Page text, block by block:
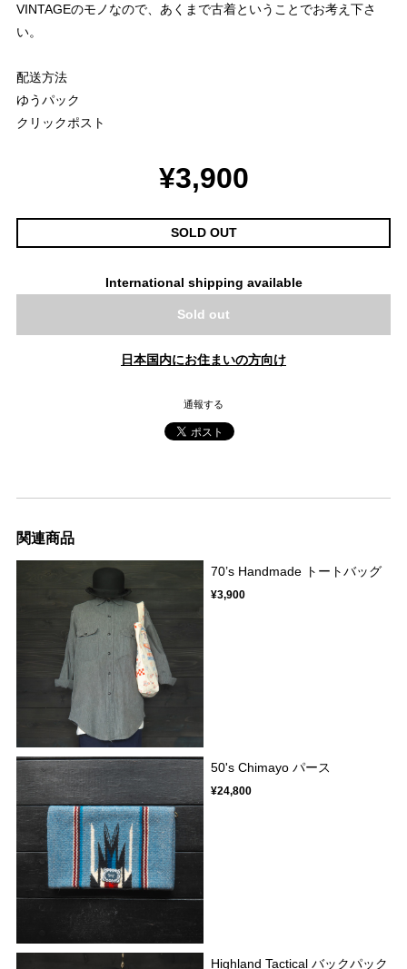
VINTAGEのモノなので、あくまで古着ということでお考え下さ
い。
配送方法
ゆうパック
クリックポスト
¥3,900
SOLD OUT
International shipping available
Sold out
日本国内にお住まいの方向け
通報する
関連商品
70’s Handmade トートバッグ
¥3,900
50's Chimayo パース
¥24,800
Highland Tactical バックパック